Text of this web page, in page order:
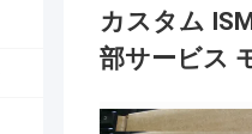
カスタム
部サービス